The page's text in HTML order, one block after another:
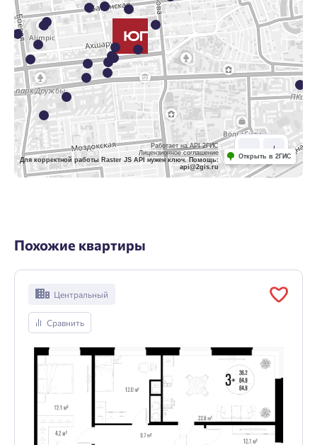
Работает на API 2ГИС
Лицензионное соглашение
Для корректной работы Raster JS API нужен ключ. Помощь:
api@2gis.ru
Открыть в 2ГИС
Похожие квартиры
Центральный
Сравнить